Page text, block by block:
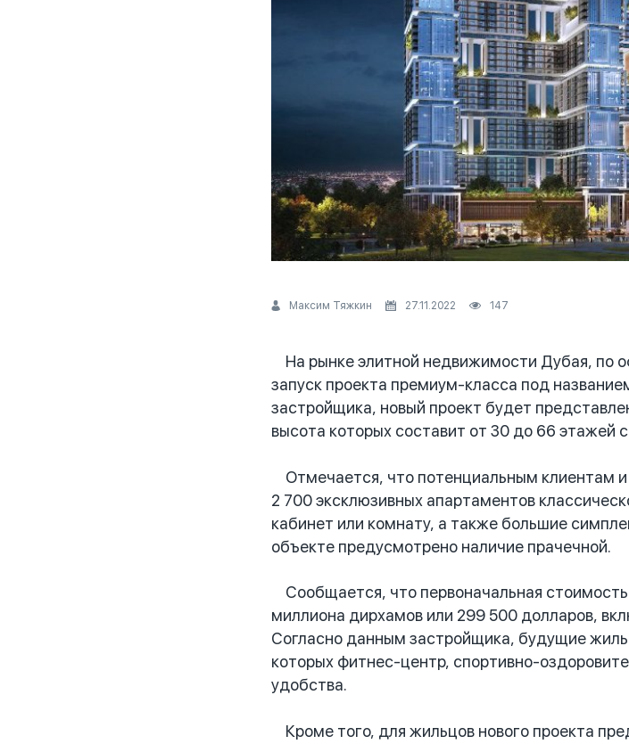
Максим Тяжкин 27.11.2022 147
На рынке элитной недвижимости Дубая, по
запуск проекта премиум-класса под
застройщика, новый проект будет
высота которых составит от 30 до 66
Отмечается, что потенциальным клиентам
2 700 эксклюзивных апартаментов
кабинет или комнату, а также большие
объекте предусмотрено наличие прачечной.
Сообщается, что первоначальная
миллиона дирхамов или 299 500 долларов,
Согласно данным застройщика, будущие
которых фитнес-центр, спортивно-
удобства.
Кроме того, для жильцов нового проекта